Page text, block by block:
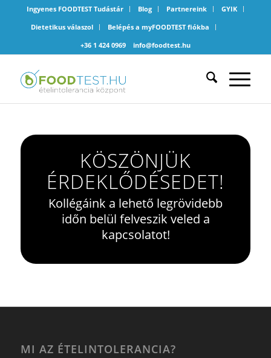
Ingyenes FOODTEST Tudástár Blog Partnereink
GYIK
Dietetikus válaszol
Belépés a myFOODTEST fiókba
+36 1 424 0969
info@foodtest.hu
KÖSZÖNJÜK
ÉRDEKLŐDÉSEDET!
Kollégáink a lehető legrövidebb
időn belül felveszik veled a
kapcsolatot!
MI AZ ÉTELINTOLERANCIA?